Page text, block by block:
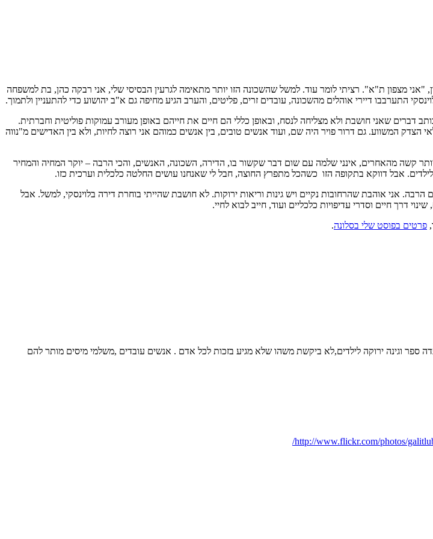
"אני מצפון ת"א". רציתי לומר עוד. למשל שהשכונה הזו יותר מתאימה לגרעין הבסיסי שלי, אני רבקה כהן, בת למשפחה
התערבבו דיירי אוהלים מהשכונה, עובדים זרים, פליטים, והערב הגיע מחיפה גם א"ב יהושוע כדי להתעניין ולתמוך.
דברים שאני חושבת ולא מצליחה לנסח, ובאופן כללי הם חיים את חייהם באופן מעורב עמוקות פוליטית וחברתית.
המשווע. גם דרור פויר היה שם, ועוד אנשים טובים, בין אנשים כמוהם אני רוצה לחיות, ולא בין האדישים מ"נווה
קשה מהאחרים, אינני שלמה עם שום דבר שקשור בו, הדירה, השכונה, האנשים, והכי הרבה – יוקר המחיה והמחיר
אבל דווקא בתקופה הזו כשהכל מתפרץ החוצה, חבל לי שאנחנו עושים החלטה כלכלית וערכית כזו.
אני אוהבת שהרחובות נקיים ויש גינות וריאות ירוקות. לא חושבת שהייתי בוחרת דירה בלוינסקי, למשל. אבל
חיים וסדרי עדיפויות כלכליים ועוד, חייב לבוא לחיי.
פרטים בפוסט שלי בסלונה.
וגינה ירוקה לילדים,לא ביקשת משהו שלא מגיע בזכות לכל אדם . אנשים עובדים ,משלמי מיסים מותר להם
http://www.flickr.com/photos/